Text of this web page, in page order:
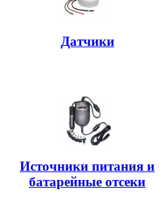
Датчики
Источники питания и
батарейные отсеки